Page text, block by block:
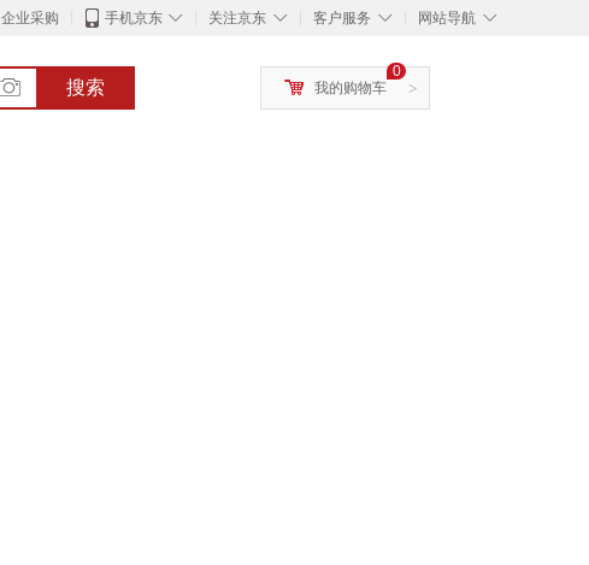
企业采购 ◇
手机京东 ◇
关注京东 ◇
客户服务 ◇
网站导航
搜索 >
0
我的购物车